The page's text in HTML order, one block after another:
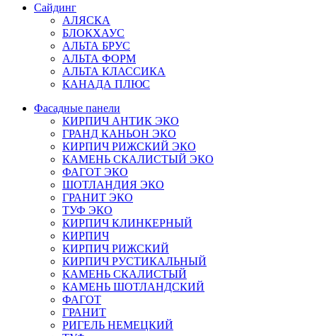
Сайдинг
АЛЯСКА
БЛОКХАУС
АЛЬТА БРУС
АЛЬТА ФОРМ
АЛЬТА КЛАССИКА
КАНАДА ПЛЮС
Фасадные панели
КИРПИЧ АНТИК ЭКО
ГРАНД КАНЬОН ЭКО
КИРПИЧ РИЖСКИЙ ЭКО
КАМЕНЬ СКАЛИСТЫЙ ЭКО
ФАГОТ ЭКО
ШОТЛАНДИЯ ЭКО
ГРАНИТ ЭКО
ТУФ ЭКО
КИРПИЧ КЛИНКЕРНЫЙ
КИРПИЧ
КИРПИЧ РИЖСКИЙ
КИРПИЧ РУСТИКАЛЬНЫЙ
КАМЕНЬ СКАЛИСТЫЙ
КАМЕНЬ ШОТЛАНДСКИЙ
ФАГОТ
ГРАНИТ
РИГЕЛЬ НЕМЕЦКИЙ